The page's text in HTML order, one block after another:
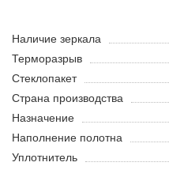
Наличие зеркала
Терморазрыв
Стеклопакет
Страна производства
Назначение
Наполнение полотна
Уплотнитель